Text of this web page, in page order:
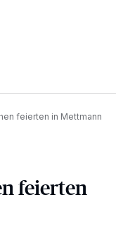
feierten in Mettmann
feierten
auf